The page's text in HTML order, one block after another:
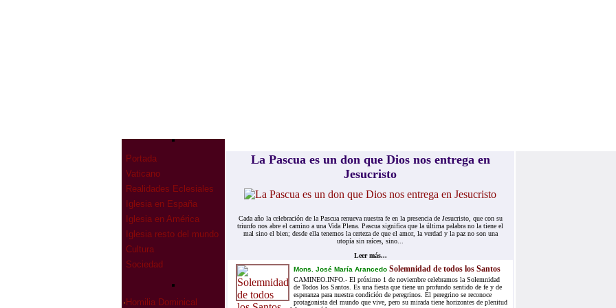
Portada
Vaticano
Realidades Eclesiales
Iglesia en España
Iglesia en América
Iglesia resto del mundo
Cultura
Sociedad
· Homilia Dominical
La Pascua es un don que Dios nos entrega en
Jesucristo
Cada año la celebración de la Pascua renueva nuestra fe en la presencia de Jesucristo, que con su
triunfo nos abre el camino a una Vida Plena. Pascua significa que la última palabra no la tiene el
mal sino el bien; desde ella tenemos la certeza de que el amor, la verdad y la paz no son una
utopía sin raíces, sino...
Leer más...
Mons. José María Arancedo Solemnidad de todos los Santos
CAMINEO.INFO.- El próximo 1 de noviembre celebramos la Solemnidad
de Todos los Santos. Es una fiesta que tiene un profundo sentido de fe y de
esperanza para nuestra condición de peregrinos. El peregrino se reconoce
protagonista del mundo que vive, pero su mirada tiene horizontes de plenitud